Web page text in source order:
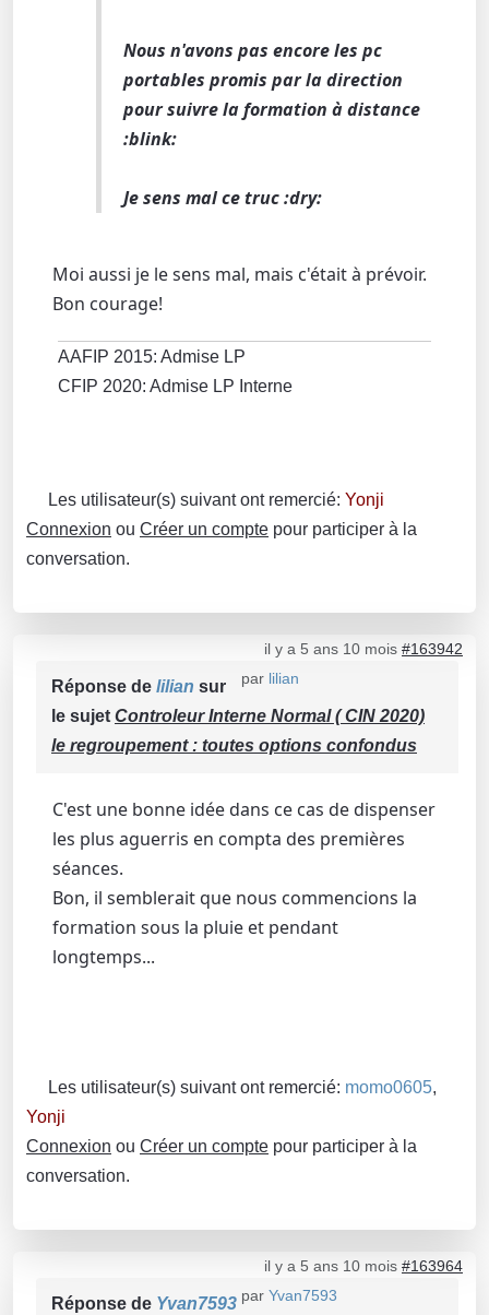
Nous n'avons pas encore les pc
portables promis par la direction
pour suivre la formation à distance
:blink:
Je sens mal ce truc :dry:
Moi aussi je le sens mal, mais c'était à prévoir.
Bon courage!
AAFIP 2015: Admise LP
CFIP 2020: Admise LP Interne
Les utilisateur(s) suivant ont remercié: Yonji
Connexion ou Créer un compte pour participer à la
conversation.
il y a 5 ans 10 mois #163942
par lilian
Réponse de lilian sur
le sujet Controleur Interne Normal ( CIN 2020)
le regroupement : toutes options confondus
C'est une bonne idée dans ce cas de dispenser
les plus aguerris en compta des premières
séances.
Bon, il semblerait que nous commencions la
formation sous la pluie et pendant
longtemps...
Les utilisateur(s) suivant ont remercié: momo0605,
Yonji
Connexion ou Créer un compte pour participer à la
conversation.
il y a 5 ans 10 mois #163964
par Yvan7593
Réponse de Yvan7593